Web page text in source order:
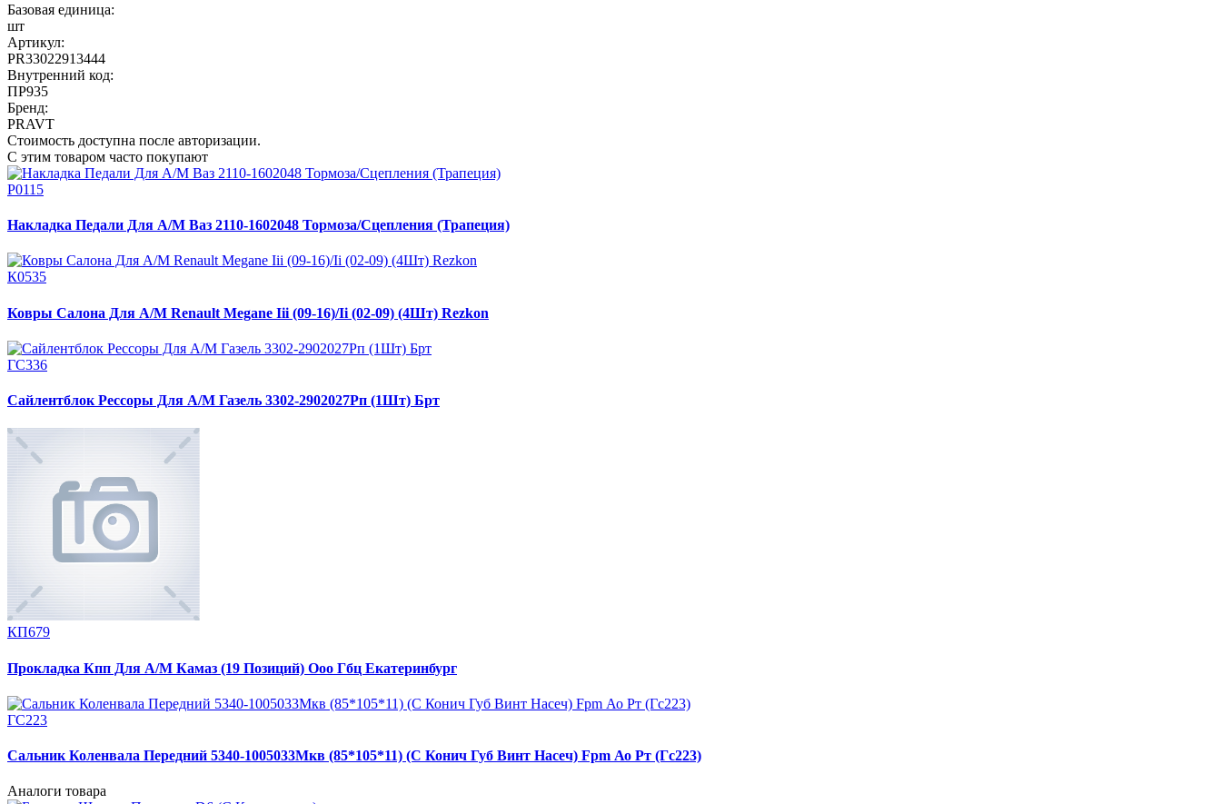
Базовая единица:
шт
Артикул:
PR33022913444
Внутренний код:
ПР935
Бренд:
PRAVT
Стоимость доступна после авторизации.
С этим товаром часто покупают
Р0115
Накладка Педали Для А/М Ваз 2110-1602048 Тормоза/Сцепления (Трапеция)
К0535
Ковры Салона Для А/М Renault Megane Iii (09-16)/Ii (02-09) (4Шт) Rezkon
ГС336
Сайлентблок Рессоры Для А/М Газель 3302-2902027Рп (1Шт) Брт
КП679
Прокладка Кпп Для А/М Камаз (19 Позиций) Ооо Гбц Екатеринбург
ГС223
Сальник Коленвала Передний 5340-1005033Мкв (85*105*11) (С Конич Губ Винт Насеч) Fpm Ао Рт (Гс223)
Аналоги товара